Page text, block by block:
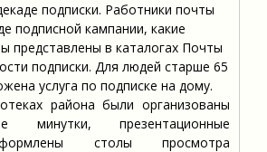
подписки. Работники почты
подписной кампании, какие
представлены в каталогах Почты
подписки. Для людей старше 65
услуга по подписке на дому.
района были организованы
минутки, презентационные
столы просмотра